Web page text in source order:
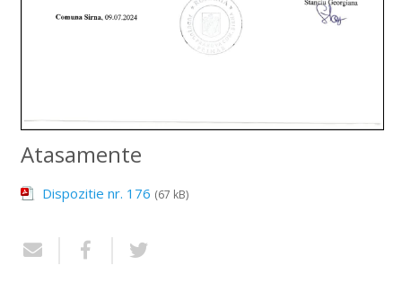
Atasamente
Dispozitie nr. 176 (67 kB)